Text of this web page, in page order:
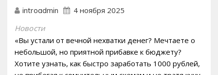
introadmin 4 ноября 2025
Новости
«Вы устали от вечной нехватки денег? Мечтаете о
небольшой, но приятной прибавке к бюджету?
Хотите узнать, как быстро заработать 1000 рублей,